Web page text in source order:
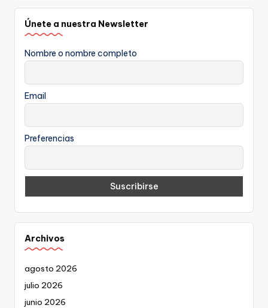
Únete a nuestra Newsletter
Nombre o nombre completo
Email
Preferencias
Archivos
agosto 2026
julio 2026
junio 2026